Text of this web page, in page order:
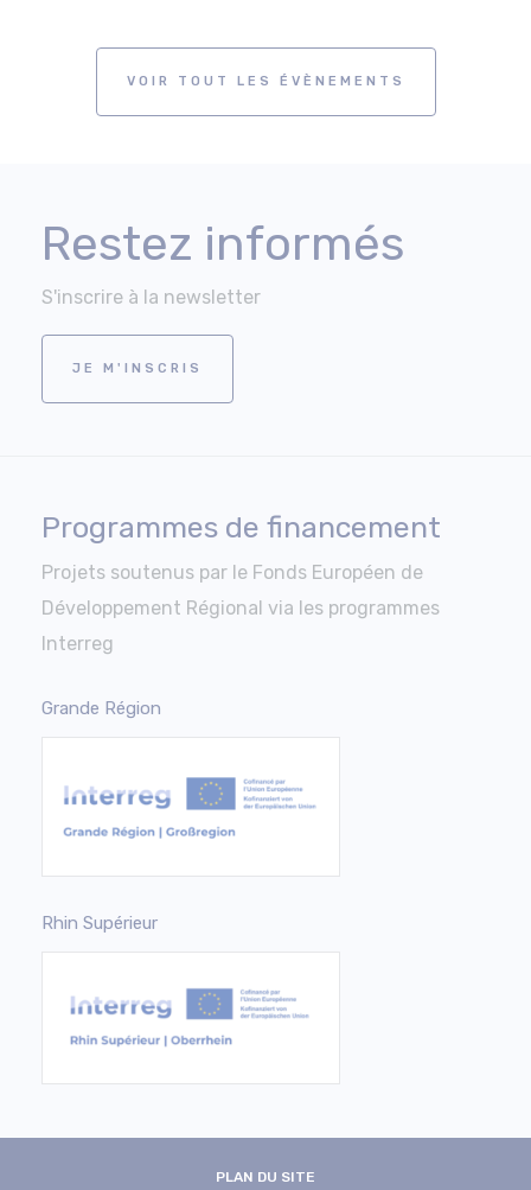
VOIR TOUT LES ÉVÈNEMENTS
Restez informés
S'inscrire à la newsletter
JE M'INSCRIS
Programmes de financement
Projets soutenus par le Fonds Européen de
Développement Régional via les programmes
Interreg
Grande Région
Rhin Supérieur
PLAN DU SITE